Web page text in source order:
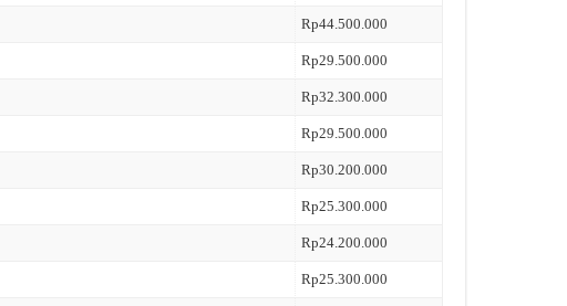
Rp44.500.000
Rp29.500.000
Rp32.300.000
Rp29.500.000
Rp30.200.000
Rp25.300.000
Rp24.200.000
Rp25.300.000